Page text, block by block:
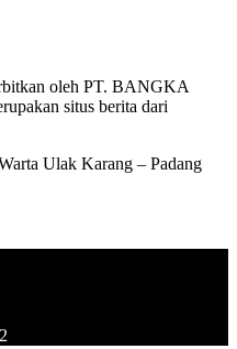
oleh PT. BANGKA
situs berita dari
Ulak Karang – Padang